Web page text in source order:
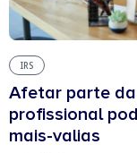
IRS
Afetar parte
profissional
mais-valias